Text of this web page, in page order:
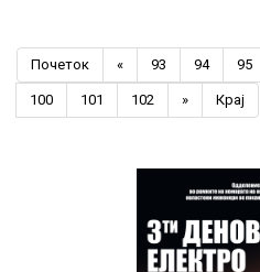
Почеток « 93 94 95
100 101 102 » Крај